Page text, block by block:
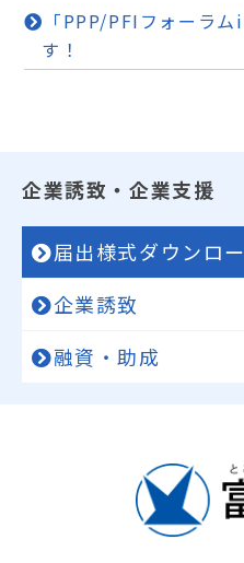
「PPP/PFIフォーラ
す！
企業誘致・企業支援
届出様式ダウンロ
企業誘致
融資・助成